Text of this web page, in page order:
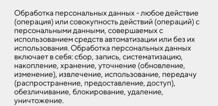
Обработка персональных данных - любое действие
(операция) или совокупность действий (операций) с
персональными данными, совершаемых с
использованием средств автоматизации или без их
использования. Обработка персональных данных
включает в себя: сбор, запись, систематизацию,
накопление, хранение, уточнение (обновление,
изменение), извлечение, использование, передачу
(распространение, предоставление, доступ),
обезличивание, блокирование, удаление,
уничтожение.